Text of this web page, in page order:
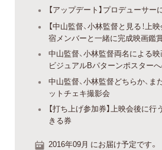
【アップデート】プロデューサ
【中山監督、小林監督と見る！上
宿メンバーと一緒に完成映画鑑
中山監督、小林監督両名による映
ビジュアルBパターンポスター
中山監督、小林監督どちらか、ま
ットチェキ撮影会
【打ち上げ参加券】上映会後に
きる券
2016年09月 にお届け予定です。